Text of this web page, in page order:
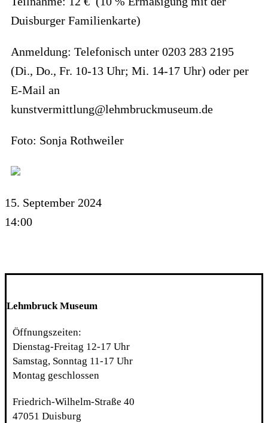
Duisburger Familienkarte)
Anmeldung: Telefonisch unter 0203 283 2195
(Di., Do., Fr. 10-13 Uhr; Mi. 14-17 Uhr) oder per
E-Mail an
kunstvermittlung@lehmbruckmuseum.de
Foto: Sonja Rothweiler
15. September 2024
14:00
Lehmbruck Museum
Öffnungszeiten:
Dienstag-Freitag 12-17 Uhr
Samstag, Sonntag 11-17 Uhr
Montag geschlossen
Friedrich-Wilhelm-Straße 40
47051 Duisburg